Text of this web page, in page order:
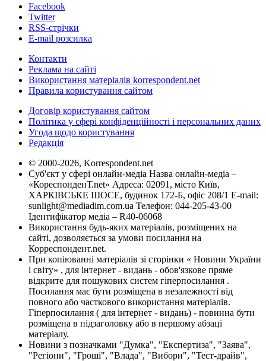
Facebook
Twitter
RSS-стрічки
E-mail розсилка
Контакти
Реклама на сайті
Використання матеріалів korrespondent.net
Правила користування сайтом
Договір користування сайтом
Політика у сфері конфіденційності і персональних даних
Угода щодо користування
Редакція
© 2000-2026, Korrespondent.net
Суб'єкт у сфері онлайн-медіа Назва онлайн-медіа –
«КореспонденТ.net» Адреса: 02091, місто Київ,
ХАРКІВСЬКЕ ШОСЕ, будинок 172-Б, офіс 208/1 E-mail:
sunlight@mediadim.com.ua Телефон: 044-205-43-00
Ідентифікатор медіа – R40-06068
Використання будь-яких матеріалів, розміщених на
сайті, дозволяється за умови посилання на
Корреспондент.net.
При копіюванні матеріалів зі сторінки « Новини України
і світу» , для інтернет - видань - обов'язкове пряме
відкрите для пошукових систем гіперпосилання .
Посилання має бути розміщена в незалежності від
повного або часткового використання матеріалів.
Гіперпосилання ( для інтернет - видань) - повинна бути
розміщена в підзаголовку або в першому абзаці
матеріалу.
Новини з позначками "Думка", "Експертиза", "Заява",
"Регіони", "Гроші", "Влада", "Вибори", "Тест-драйв",